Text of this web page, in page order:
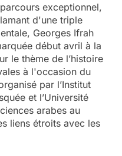
exceptionnel,
d'une triple
Georges Ifrah
début avril à la
le thème de l’histoire
à l'occasion du
par l’Institut
et l’Université
arabes au
liens étroits avec les